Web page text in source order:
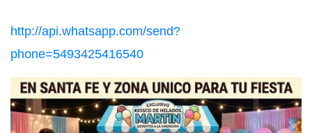
http://api.whatsapp.com/send?
phone=5493425416540